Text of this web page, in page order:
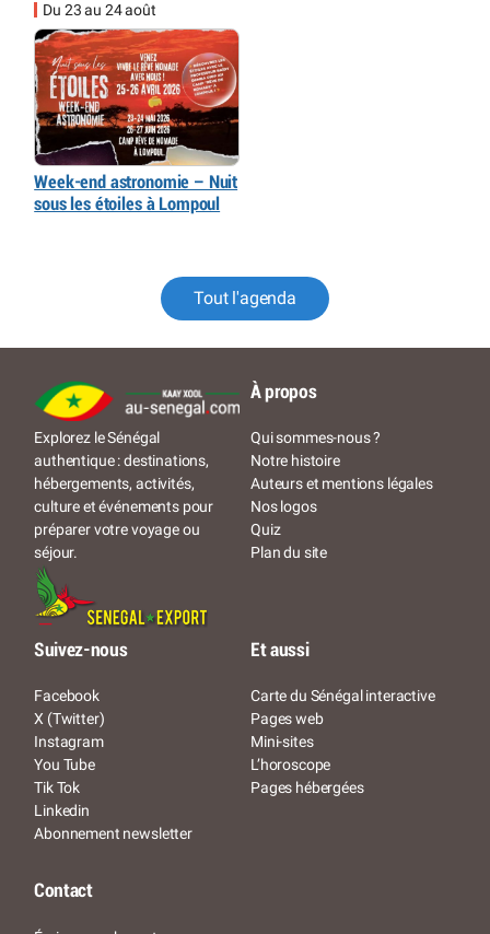
Du 23 au 24 août
Week-end astronomie – Nuit
sous les étoiles à Lompoul
Tout l'agenda
Explorez le Sénégal
authentique : destinations,
hébergements, activités,
culture et événements pour
préparer votre voyage ou
séjour.
À propos
Qui sommes-nous ?
Notre histoire
Auteurs et mentions légales
Nos logos
Quiz
Plan du site
Suivez-nous
Facebook
X (Twitter)
Instagram
You Tube
Tik Tok
Linkedin
Abonnement newsletter
Et aussi
Carte du Sénégal interactive
Pages web
Mini-sites
L’horoscope
Pages hébergées
Contact